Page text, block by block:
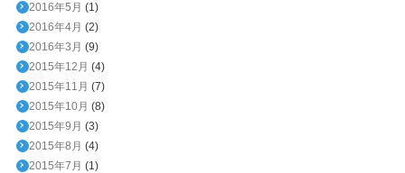
2016年5月 (1)
2016年4月 (2)
2016年3月 (9)
2015年12月 (4)
2015年11月 (7)
2015年10月 (8)
2015年9月 (3)
2015年8月 (4)
2015年7月 (1)